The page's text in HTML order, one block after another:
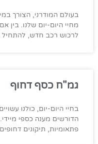
בעולם המודרני, הצורך
מחיי היום-יום שלנו.
לרכוש רכב חדש, להתחיל
גמ"ח כסף דחוף
בחיי היום-יום, כולנו
הדורשים מענה כספי
פתאומיות, תיקונים